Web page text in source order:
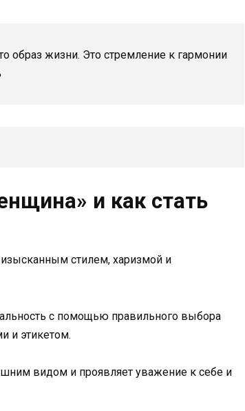
образ жизни. Это стремление к гармонии
и как стать
изысканным стилем, харизмой и
с помощью правильного выбора
и этикетом.
видом и проявляет уважение к себе и